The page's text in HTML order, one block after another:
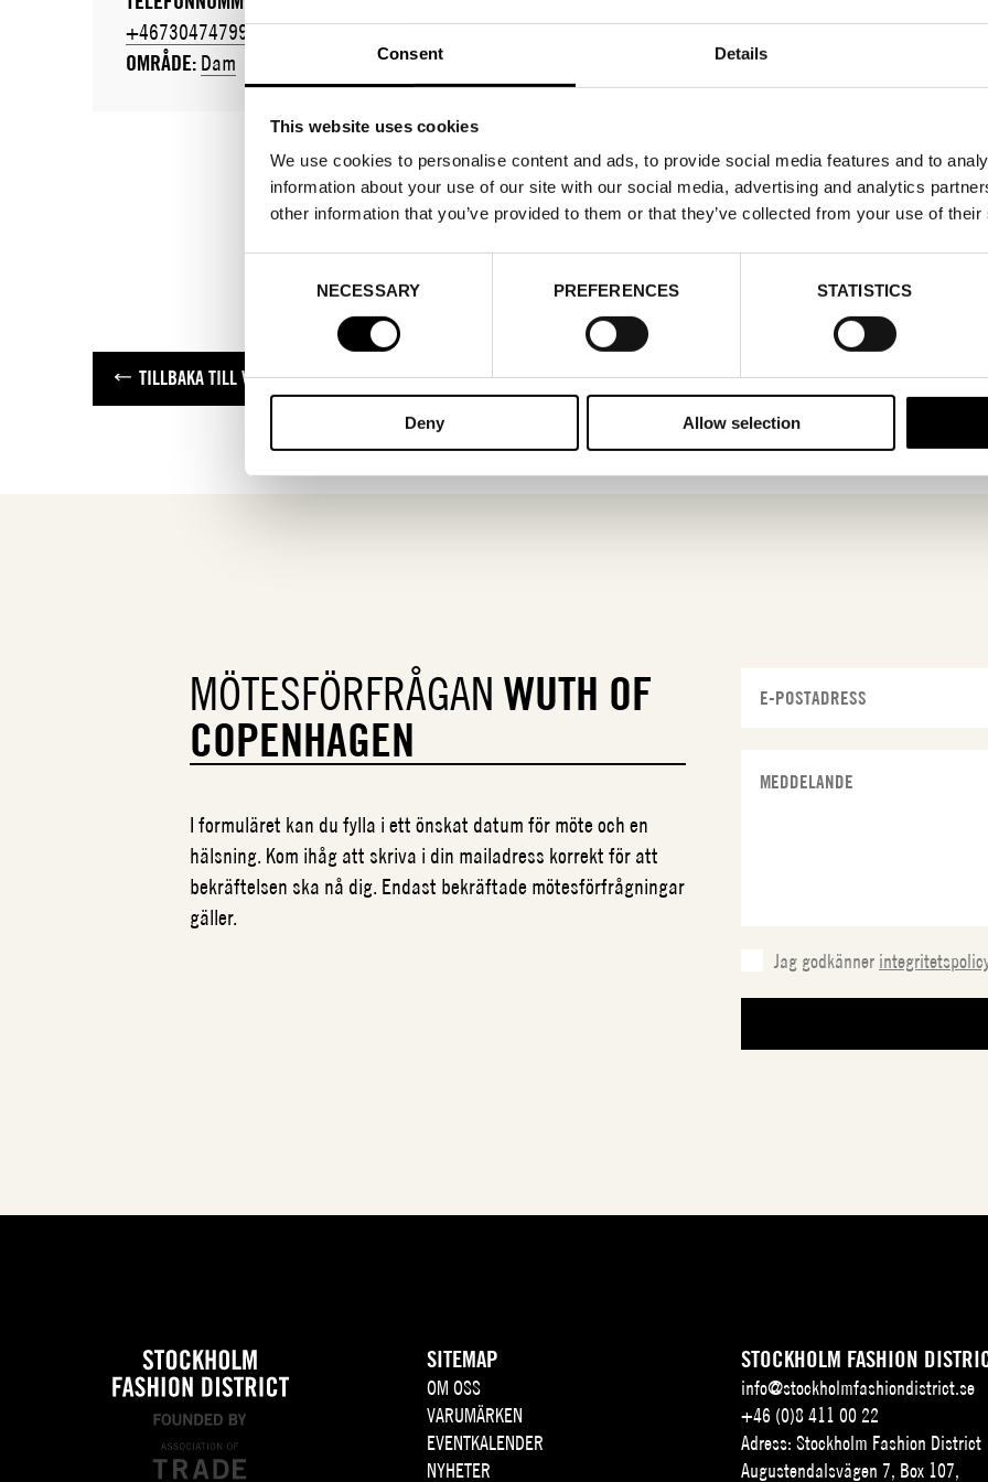
Consent Details
This website uses cookies
We use cookies to personalise content and ads, to provide social media features and to
information about your use of our site with our social media, advertising and analytics
other information that you’ve provided to them or that they’ve collected from your use of
NECESSARY PREFERENCES STATISTICS
Deny Allow selection
+46730474799
OMRÅDE: Dam
TILLBAKA TILL VARUMÄRKEN
MÖTESFÖRFRÅGAN WUTH OF
COPENHAGEN
I formuläret kan du fylla i ett önskat datum för möte och en
hälsning. Kom ihåg att skriva i din mailadress korrekt för att
bekräftelsen ska nå dig. Endast bekräftade mötesförfrågningar
gäller.
Jag godkänner
SITEMAP
OM OSS
VARUMÄRKEN
EVENTKALENDER
NYHETER
STOCKHOLM FASHION
info@stockholmfashiondistrict.se
+46 (0)8 411 00 22
Adress: Stockholm Fashion District
Augustendalsvägen 7, Box 107,